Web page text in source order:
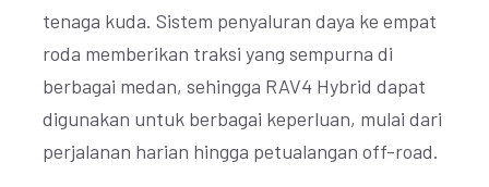
tenaga kuda. Sistem penyaluran daya ke empat
roda memberikan traksi yang sempurna di
berbagai medan, sehingga RAV4 Hybrid dapat
digunakan untuk berbagai keperluan, mulai dari
perjalanan harian hingga petualangan off-road.